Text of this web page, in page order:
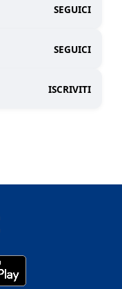
SEGUICI
SEGUICI
ISCRIVITI